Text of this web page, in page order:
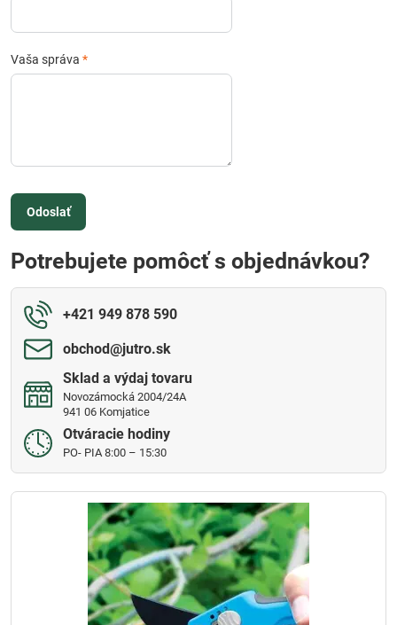
Vaša správa *
Odoslať
Potrebujete pomôcť s objednávkou?
+421 949 878 590
obchod​@jutro​.sk
Sklad a výdaj tovaru
Novozámocká 2004/24A
941 06 Komjatice
Otváracie hodiny
PO- PIA 8:00 – 15:30